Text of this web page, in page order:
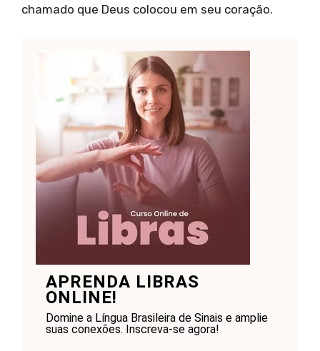
chamado que Deus colocou em seu coração.
APRENDA LIBRAS
ONLINE!
Domine a Língua Brasileira de Sinais e amplie
suas conexões. Inscreva-se agora!